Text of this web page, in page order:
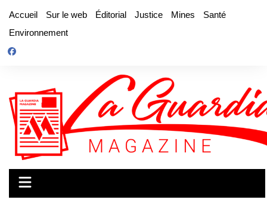
contenu
Accueil Sur le web Éditorial Justice Mines
Santé
Environnement